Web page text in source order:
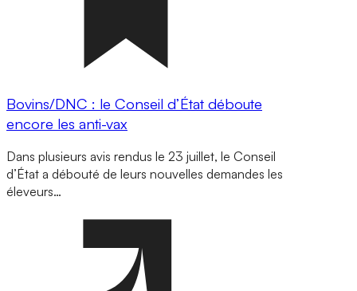
Bovins/DNC : le Conseil d’État déboute
encore les anti-vax
Dans plusieurs avis rendus le 23 juillet, le Conseil
d’État a débouté de leurs nouvelles demandes les
éleveurs…